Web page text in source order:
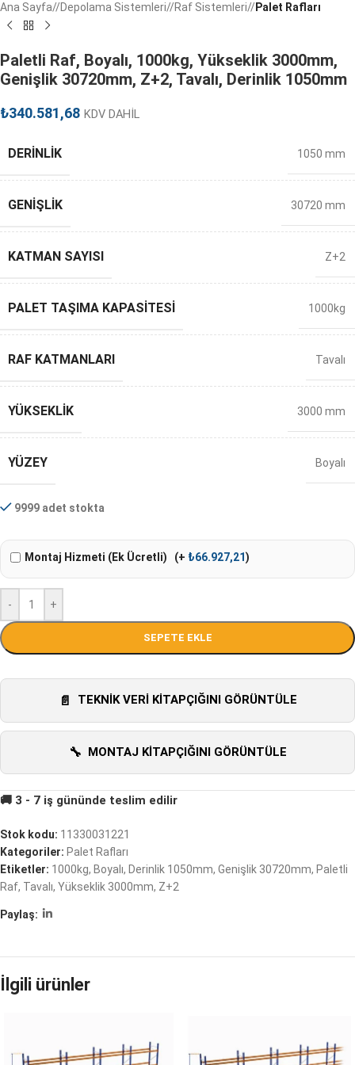
Ana Sayfa/ Depolama Sistemleri/ Raf Sistemleri/ Palet Rafları
Paletli Raf, Boyalı, 1000kg, Yükseklik 3000mm,
Genişlik 30720mm, Z+2, Tavalı, Derinlik 1050mm
₺340.581,68 KDV DAHİL
DERINLIK 1050 mm
GENIŞLIK 30720 mm
KATMAN SAYISI Z+2
PALET TAŞIMA KAPASITESI 1000kg
RAF KATMANLARI Tavalı
YÜKSEKLIK 3000 mm
YÜZEY Boyalı
9999 adet stokta
Montaj Hizmeti (Ek Ücretli) (+ ₺66.927,21)
- +
SEPETE EKLE
TEKNIK VERI KITAPÇIĞINI GÖRÜNTÜLE
MONTAJ KITAPÇIĞINI GÖRÜNTÜLE
Stok kodu: 11330031221
Kategoriler: Palet Rafları
Etiketler: 1000kg, Boyalı, Derinlik 1050mm, Genişlik 30720mm, Paletli
Raf, Tavalı, Yükseklik 3000mm, Z+2
Paylaş:
İlgili ürünler